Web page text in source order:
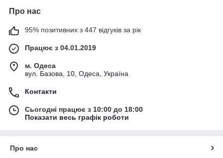
Про нас
95% позитивних з 447 відгуків за рік
Працює з 04.01.2019
м. Одеса
вул. Базова, 10, Одеса, Україна
Контакти
Сьогодні працює з 10:00 до 18:00
Показати весь графік роботи
Про нас